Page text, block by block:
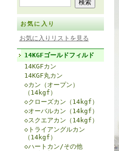
お気に入り
お気に入りリストを見る
14KGFゴールドフィルド
14KGFカン
14KGF丸カン
◇カン（オープン）
（14kgf）
◇クローズカン（14kgf）
◇オーバルカン（14kgf）
◇スクエアカン（14kgf）
◇トライアングルカン
（14kgf）
◇ハートカン/その他